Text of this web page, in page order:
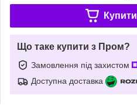
Що таке купити з Пром?
Замовлення під захистом
Доступна доставка